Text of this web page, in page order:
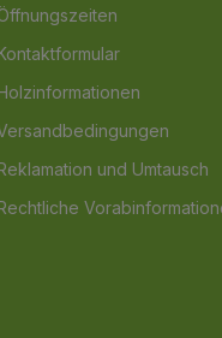
und Umtausch